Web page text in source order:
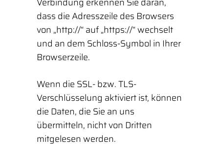
dass die Adresszeile des Browsers
von „http://“ auf „https://“ wechselt
und an dem Schloss-Symbol in Ihrer
Browserzeile.
Wenn die SSL- bzw. TLS-
Verschlüsselung aktiviert ist, können
die Daten, die Sie an uns
übermitteln, nicht von Dritten
mitgelesen werden.